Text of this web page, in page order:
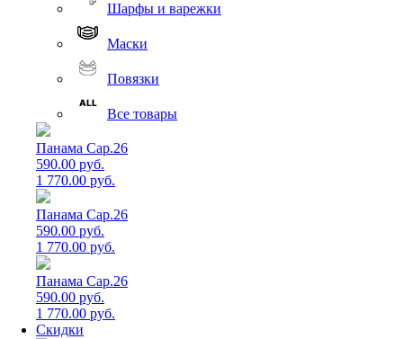
Шарфы и варежки
Маски
Повязки
Все товары
Панама Cap.26
590.00 руб.
1 770.00 руб.
Панама Cap.26
590.00 руб.
1 770.00 руб.
Панама Cap.26
590.00 руб.
1 770.00 руб.
Скидки